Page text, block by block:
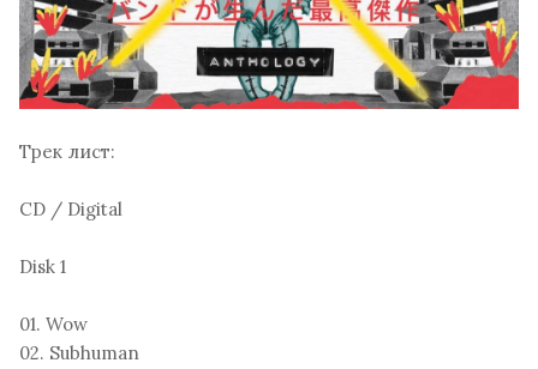
Трек лист:
CD / Digital
Disk 1
01. Wow
02. Subhuman